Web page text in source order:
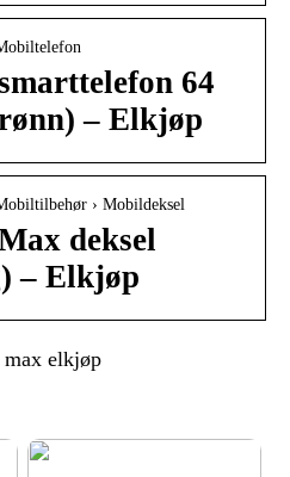
64
– Elkjøp
› Mobildeksel
deksel
– Elkjøp
elkjøp